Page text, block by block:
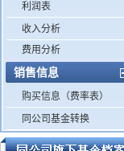
利润表
收入分析
费用分析
销售信息
购买信息（费率表）
同公司基金转换